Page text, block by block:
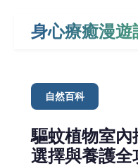
身心療癒漫遊
自然百科
驅蚊植物室內
選擇與養護全